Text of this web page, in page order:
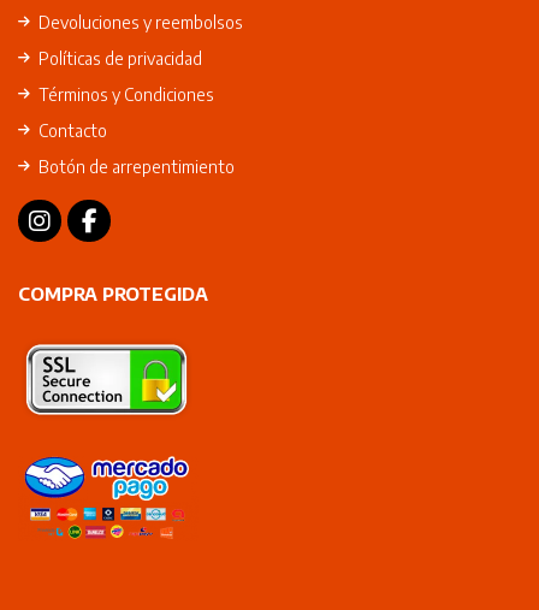
Devoluciones y reembolsos
Políticas de privacidad
Términos y Condiciones
Contacto
Botón de arrepentimiento
COMPRA PROTEGIDA